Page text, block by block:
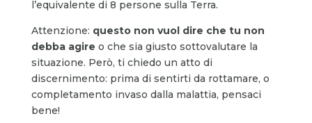
l’equivalente di 8 persone sulla Terra.
Attenzione: questo non vuol dire che tu non
debba agire o che sia giusto sottovalutare la
situazione. Però, ti chiedo un atto di
discernimento: prima di sentirti da rottamare, o
completamento invaso dalla malattia, pensaci
bene!